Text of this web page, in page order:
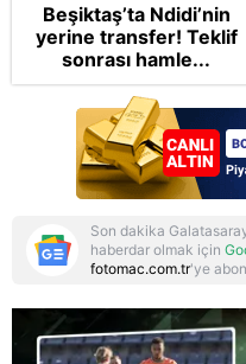
Beşiktaş’ta Ndidi’nin
yerine transfer! Teklif
sonrası hamle...
Son dakika
haberdar olmak için
fotomac.com.tr'ye